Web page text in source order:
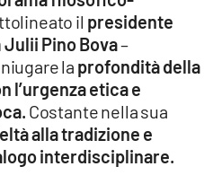
il presidente
Pino Bova–
la profondità della
l’urgenza etica e
Costante nella sua
alla tradizione e
interdisciplinare.